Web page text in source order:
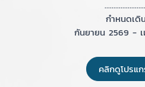
กำหนดเดิ
กันยายน 2569 -
คลิกดูโปรแ